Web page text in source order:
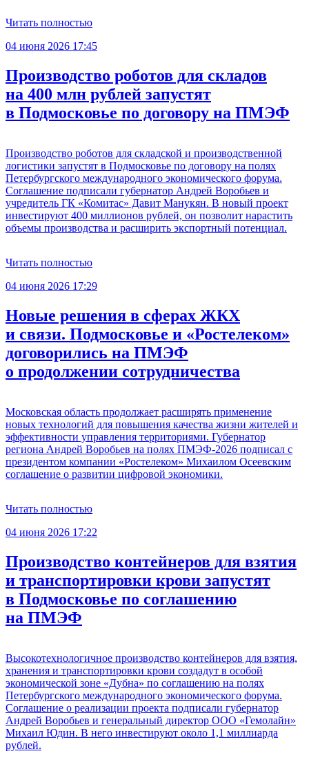
Читать полностью
04 июня 2026 17:45
Производство роботов для складов
на 400 млн рублей запустят
в Подмосковье по договору на ПМЭФ
Производство роботов для складской и производственной
логистики запустят в Подмосковье по договору на полях
Петербургского международного экономического форума.
Соглашение подписали губернатор Андрей Воробьев и
учредитель ГК «Комитас» Давит Манукян. В новый проект
инвестируют 400 миллионов рублей, он позволит нарастить
объемы производства и расширить экспортный потенциал.
Читать полностью
04 июня 2026 17:29
Новые решения в сферах ЖКХ
и связи. Подмосковье и «Ростелеком»
договорились на ПМЭФ
о продолжении сотрудничества
Московская область продолжает расширять применение
новых технологий для повышения качества жизни жителей и
эффективности управления территориями. Губернатор
региона Андрей Воробьев на полях ПМЭФ-2026 подписал с
президентом компании «Ростелеком» Михаилом Осеевским
соглашение о развитии цифровой экономики.
Читать полностью
04 июня 2026 17:22
Производство контейнеров для взятия
и транспортировки крови запустят
в Подмосковье по соглашению
на ПМЭФ
Высокотехнологичное производство контейнеров для взятия,
хранения и транспортировки крови создадут в особой
экономической зоне «Дубна» по соглашению на полях
Петербургского международного экономического форума.
Соглашение о реализации проекта подписали губернатор
Андрей Воробьев и генеральный директор ООО «Гемолайн»
Михаил Юдин. В него инвестируют около 1,1 миллиарда
рублей.